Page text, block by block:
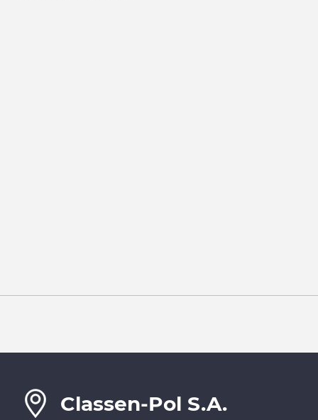
Classen-Pol S.A.